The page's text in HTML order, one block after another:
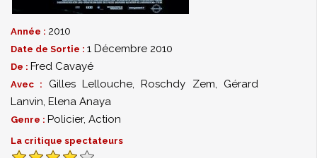
Année : 2010
Date de Sortie : 1 Décembre 2010
De : Fred Cavayé
Avec : Gilles Lellouche,Roschdy Zem, Gérard
Lanvin, Elena Anaya
Genre : Policier, Action
La critique spectateurs